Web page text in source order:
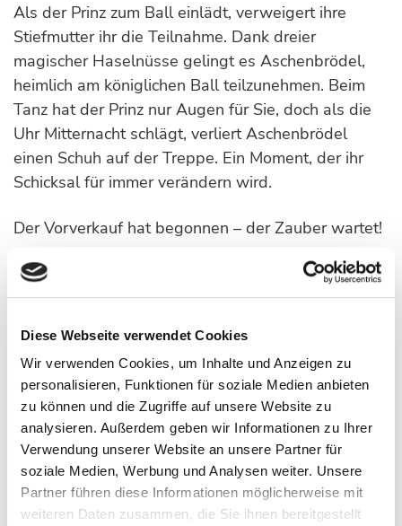
Diese Webseite verwendet Cookies
Wir verwenden Cookies, um Inhalte und Anzeigen zu
personalisieren, Funktionen für soziale Medien anbieten
zu können und die Zugriffe auf unsere Website zu
analysieren. Außerdem geben wir Informationen zu Ihrer
Verwendung unserer Website an unsere Partner für
soziale Medien, Werbung und Analysen weiter. Unsere
Partner führen diese Informationen möglicherweise mit
weiteren Daten zusammen, die Sie ihnen bereitgestellt
Als der Prinz zum Ball einlädt, verweigert ihre
Stiefmutter ihr die Teilnahme. Dank dreier
magischer Haselnüsse gelingt es Aschenbrödel,
heimlich am königlichen Ball teilzunehmen. Beim
Tanz hat der Prinz nur Augen für Sie, doch als die
Uhr Mitternacht schlägt, verliert Aschenbrödel
einen Schuh auf der Treppe. Ein Moment, der ihr
Schicksal für immer verändern wird.
Der Vorverkauf hat begonnen – der Zauber wartet!
Ticktelink für Braunschweig
HALLE
Sitzplan
Parken
Barrierefreiheit
Logen-Tickets buchen
Gastronomie